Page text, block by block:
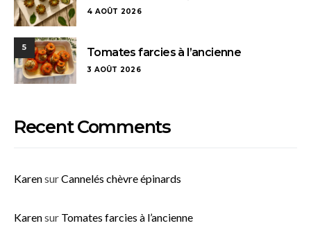
4 AOÛT 2026
5 Tomates farcies à l’ancienne
3 AOÛT 2026
Recent Comments
KarensurCannelés chèvre épinards
Karensur Tomates farcies à l’ancienne